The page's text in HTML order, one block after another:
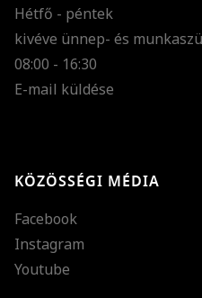
Hétfő - péntek
kivéve ünnep- és
08:00 - 16:30
E-mail küldése
KÖZÖSSÉGI MÉDIA
Facebook
Instagram
Youtube